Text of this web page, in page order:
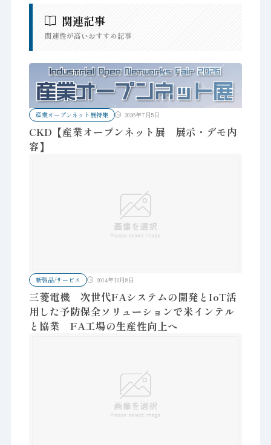
関連記事
関連性が高いおすすめ記事
産業オープンネット展特集 2026年7月5日
CKD【産業オープンネット展 展示・デモ内
容】
新製品/サービス 2014年10月8日
三菱電機 次世代FAシステムの開発とIoT活
用した予防保全ソリューションで米インテル
と協業 FA工場の生産性向上へ